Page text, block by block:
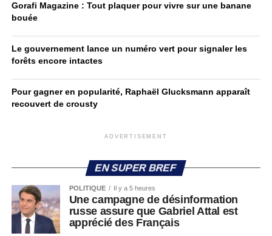
Gorafi Magazine : Tout plaquer pour vivre sur une banane
bouée
Le gouvernement lance un numéro vert pour signaler les
forêts encore intactes
Pour gagner en popularité, Raphaël Glucksmann apparaît
recouvert de crousty
ADVERTISEMENT
EN SUPER BREF
POLITIQUE Il y a 5 heures
Une campagne de désinformation
russe assure que Gabriel Attal est
apprécié des Français